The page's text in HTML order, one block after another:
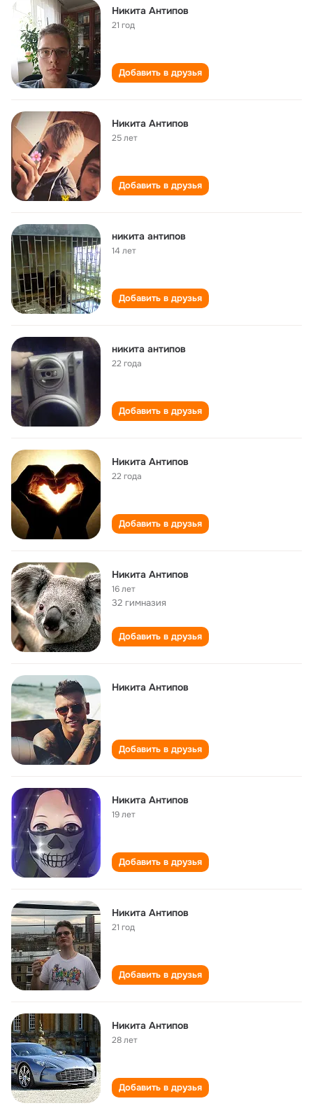
Никита Антипов
21 год
Добавить в друзья
Никита Антипов
25 лет
Добавить в друзья
никита антипов
14 лет
Добавить в друзья
никита антипов
22 года
Добавить в друзья
Никита Антипов
22 года
Добавить в друзья
Никита Антипов
16 лет
32 гимназия
Добавить в друзья
Никита Антипов
Добавить в друзья
Никита Антипов
19 лет
Добавить в друзья
Никита Антипов
21 год
Добавить в друзья
Никита Антипов
28 лет
Добавить в друзья